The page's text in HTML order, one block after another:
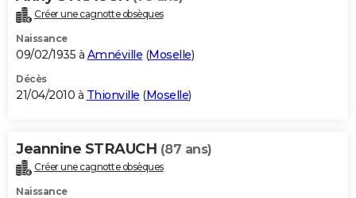
Créer une cagnotte obsèques
Naissance
09/02/1935 à Amnéville (Moselle)
Décès
21/04/2010 à Thionville (Moselle)
Jeannine STRAUCH (87 ans)
Créer une cagnotte obsèques
Naissance